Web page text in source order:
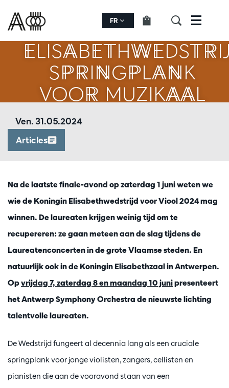
FR Menu
DE KONINGIN
SPRINGPLANK
VOOR MUZIKAAL
Articles
Ven. 31.05.2024
Na de laatste finale-avond op zaterdag 1 juni weten we
wie de Koningin Elisabethwedstrijd voor Viool 2024 mag
winnen. De laureaten krijgen weinig tijd om te
recupereren: ze gaan meteen aan de slag tijdens de
Laureatenconcerten in de grote Vlaamse steden. En
natuurlijk ook in de Koningin Elisabethzaal in Antwerpen.
Opvrijdag 7, zaterdag 8 en maandag 10 junipresenteert
het Antwerp Symphony Orchestra de nieuwste lichting
talentvolle laureaten.
De Wedstrijd fungeert al decennia lang als een cruciale
springplank voor jonge violisten, zangers, cellisten en
pianisten die aan de vooravond staan van een
Zoomer